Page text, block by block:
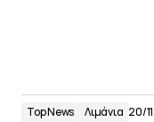
Top News Λιμάνια 20/